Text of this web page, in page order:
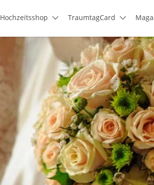
Hochzeitsshop TraumtagCard